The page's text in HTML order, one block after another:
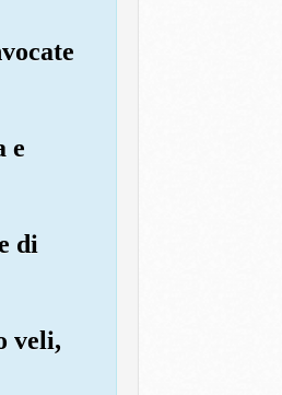
e
di
veli,